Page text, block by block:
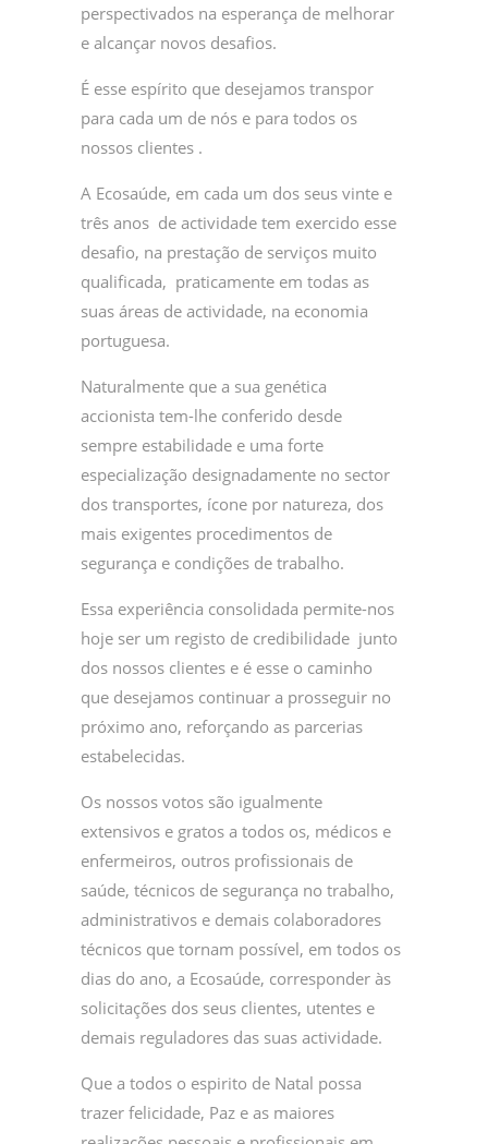
perspectivados na esperança de melhorar
e alcançar novos desafios.
É esse espírito que desejamos transpor
para cada um de nós e para todos os
nossos clientes .
A Ecosaúde, em cada um dos seus vinte e
três anos de actividade tem exercido esse
desafio, na prestação de serviços muito
qualificada, praticamente em todas as
suas áreas de actividade, na economia
portuguesa.
Naturalmente que a sua genética
accionista tem-lhe conferido desde
sempre estabilidade e uma forte
especialização designadamente no sector
dos transportes, ícone por natureza, dos
mais exigentes procedimentos de
segurança e condições de trabalho.
Essa experiência consolidada permite-nos
hoje ser um registo de credibilidade junto
dos nossos clientes e é esse o caminho
que desejamos continuar a prosseguir no
próximo ano, reforçando as parcerias
estabelecidas.
Os nossos votos são igualmente
extensivos e gratos a todos os, médicos e
enfermeiros, outros profissionais de
saúde, técnicos de segurança no trabalho,
administrativos e demais colaboradores
técnicos que tornam possível, em todos os
dias do ano, a Ecosaúde, corresponder às
solicitações dos seus clientes, utentes e
demais reguladores das suas actividade.
Que a todos o espirito de Natal possa
trazer felicidade, Paz e as maiores